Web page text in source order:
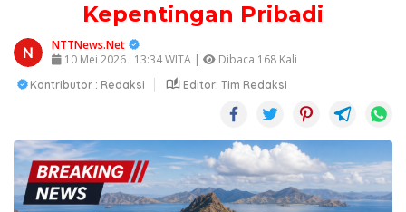
Kepentingan Pribadi
NTTNews.Net
10 Mei 2026 : 13:34 WITA |
Dibaca 168 Kali
Kontributor : Redaksi Editor: Tim Redaksi